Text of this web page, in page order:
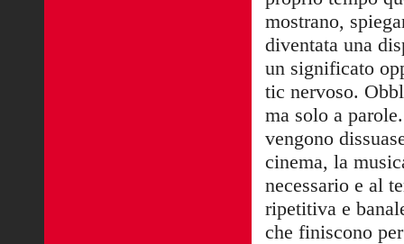
mostrano,
diventata una
un significato
tic nervoso.
ma solo a
vengono
cinema, la
necessario e al
ripetitiva e
che finiscono